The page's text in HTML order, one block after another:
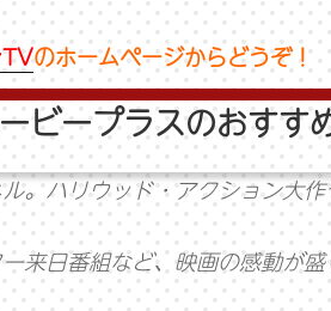
のホームページからどうぞ！
ビープラスのおすす
。ハリウッド・アクション大
来日番組など、映画の感動が盛